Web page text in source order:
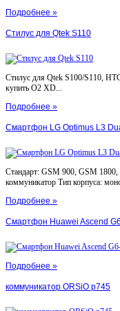
Подробнее »
Стилус для Qtek S110
Стилус для Qtek S100/S110,
купить O2 XD...
Подробнее »
Смартфон LG Optimus L3
Стандарт: GSM 900, GSM
коммуникатор Тип корпуса:
Подробнее »
Смартфон Huawei Ascend
Подробнее »
коммуникатор ORSiO p745